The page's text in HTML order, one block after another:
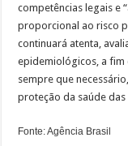
competências legais e
proporcional ao risco
continuará atenta,
epidemiológicos, a fim
sempre que
proteção da saúde das
Fonte: Agência Brasil